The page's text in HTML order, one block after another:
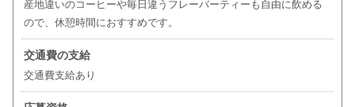
産地違いのコーヒーや毎日違うフレーバーティーも自由に飲める
ので、休憩時間におすすめです。
交通費の支給
交通費支給あり